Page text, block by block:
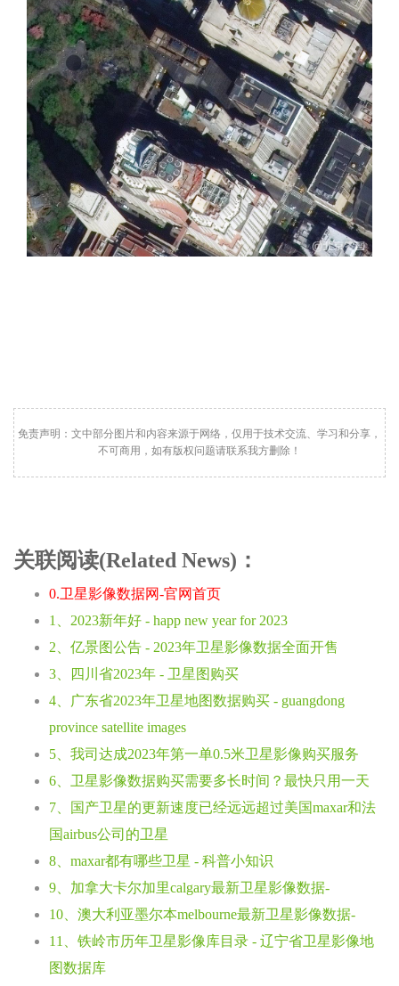
免责声明：文中部分图片和内容来源于网络，仅用于技术交流、学习和分享，
不可商用，如有版权问题请联系我方删除！
关联阅读(Related News)：
0.卫星影像数据网-官网首页
1、2023新年好 - happ new year for 2023
2、亿景图公告 - 2023年卫星影像数据全面开售
3、四川省2023年 - 卫星图购买
4、广东省2023年卫星地图数据购买 - guangdong
province satellite images
5、我司达成2023年第一单0.5米卫星影像购买服务
6、卫星影像数据购买需要多长时间？最快只用一天
7、国产卫星的更新速度已经远远超过美国maxar和法
国airbus公司的卫星
8、maxar都有哪些卫星 - 科普小知识
9、加拿大卡尔加里calgary最新卫星影像数据-
10、澳大利亚墨尔本melbourne最新卫星影像数据-
11、铁岭市历年卫星影像库目录 - 辽宁省卫星影像地
图数据库